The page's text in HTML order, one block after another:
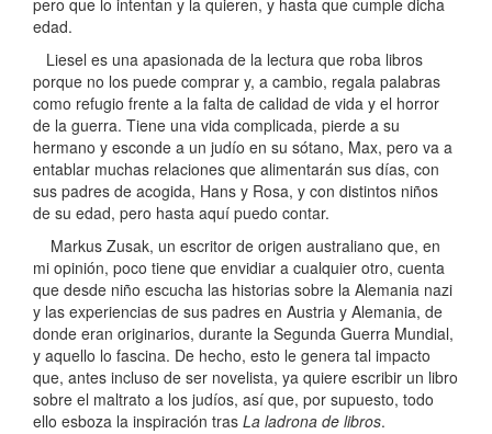
pero que lo intentan y la quieren, y hasta que cumple dicha
edad.
Liesel es una apasionada de la lectura que roba libros
porque no los puede comprar y, a cambio, regala palabras
como refugio frente a la falta de calidad de vida y el horror
de la guerra. Tiene una vida complicada, pierde a su
hermano y esconde a un judío en su sótano, Max, pero va a
entablar muchas relaciones que alimentarán sus días, con
sus padres de acogida, Hans y Rosa, y con distintos niños
de su edad, pero hasta aquí puedo contar.
Markus Zusak, un escritor de origen australiano que, en
mi opinión, poco tiene que envidiar a cualquier otro, cuenta
que desde niño escucha las historias sobre la Alemania nazi
y las experiencias de sus padres en Austria y Alemania, de
donde eran originarios, durante la Segunda Guerra Mundial,
y aquello lo fascina. De hecho, esto le genera tal impacto
que, antes incluso de ser novelista, ya quiere escribir un libro
sobre el maltrato a los judíos, así que, por supuesto, todo
ello esboza la inspiración tras La ladrona de libros.